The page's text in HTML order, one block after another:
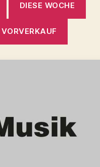
DIESE WOCHE
VORVERKAUF